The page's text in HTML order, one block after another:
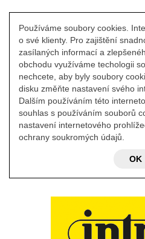
Používáme soubory cookies.
o své klienty. Pro zajištění
zasílaných informací a
obchodu využíváme techologii
nechcete, aby byly soubory
disku změňte nastavení svého
Dalším používáním této
souhlas s používáním souborů
nastavení internetového
ochrany soukromých údajů.
OK